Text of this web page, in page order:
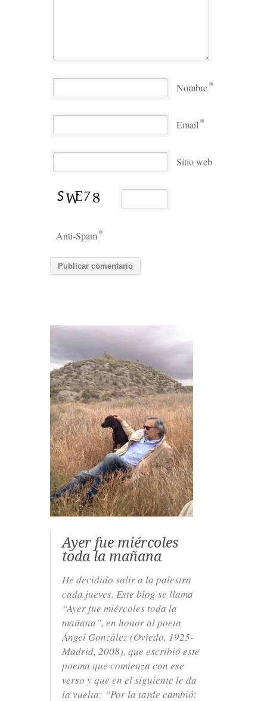
Nombre*
Email*
Sitio web
Anti-Spam*
Ayer fue miércoles
toda la mañana
He decidido salir a la palestra
cada jueves. Este blog se llama
“Ayer fue miércoles toda la
mañana”, en honor al poeta
Ángel González (Oviedo, 1925-
Madrid, 2008), que escribió este
poema que comienza con ese
verso y que en el siguiente le da
la vuelta: “Por la tarde cambió: